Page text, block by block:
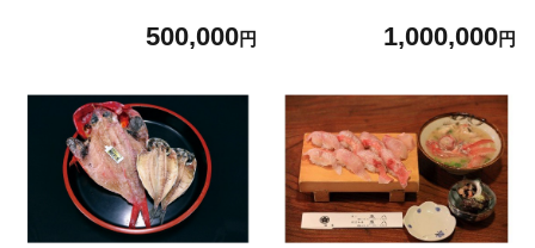
500,000円
県 東伊豆町1,000,000円